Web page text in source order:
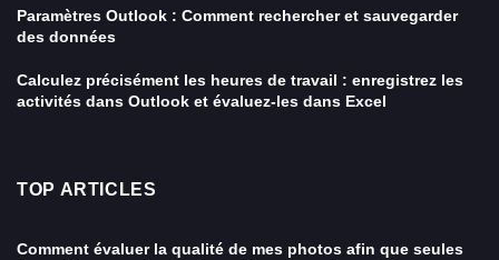
Paramètres Outlook : Comment rechercher et sauvegarder
des données
Calculez précisément les heures de travail : enregistrez les
activités dans Outlook et évaluez-les dans Excel
TOP ARTICLES
Comment évaluer la qualité de mes photos afin que seules